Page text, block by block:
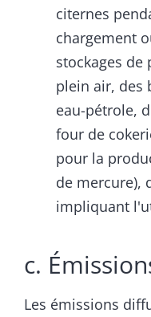
citernes
chargement
stockages
plein air, des
eau-pétrole,
four de
pour la
de mercure),
impliquant
c.
Les émissions